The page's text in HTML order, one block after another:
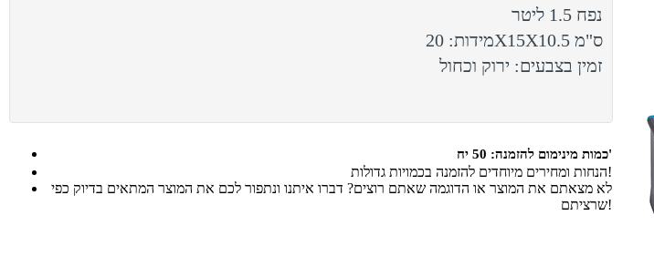
נפח 1.5 ליטר
מידות: 20X15X10.5 ס"מ
זמין בצבעים: ירוק וכחול
כמות מינימום להזמנה: 50 יח'
הנחות ומחירים מיוחדים להזמנה בכמויות גדולות!
לא מצאתם את המוצר או הדוגמה שאתם רוצים? דברו איתנו ונתפור לכם את המוצר המתאים בדיוק כפי
שרציתם!